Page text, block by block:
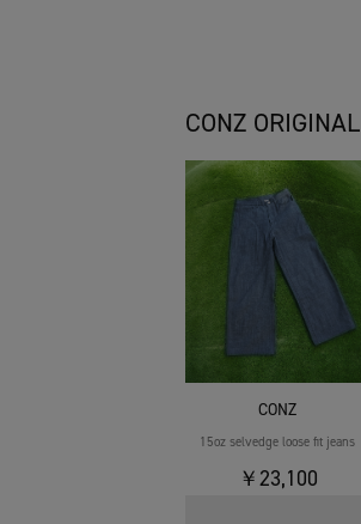
CONZ ORIGINAL
CONZ
15oz selvedge loose fit jeans
￥23,100